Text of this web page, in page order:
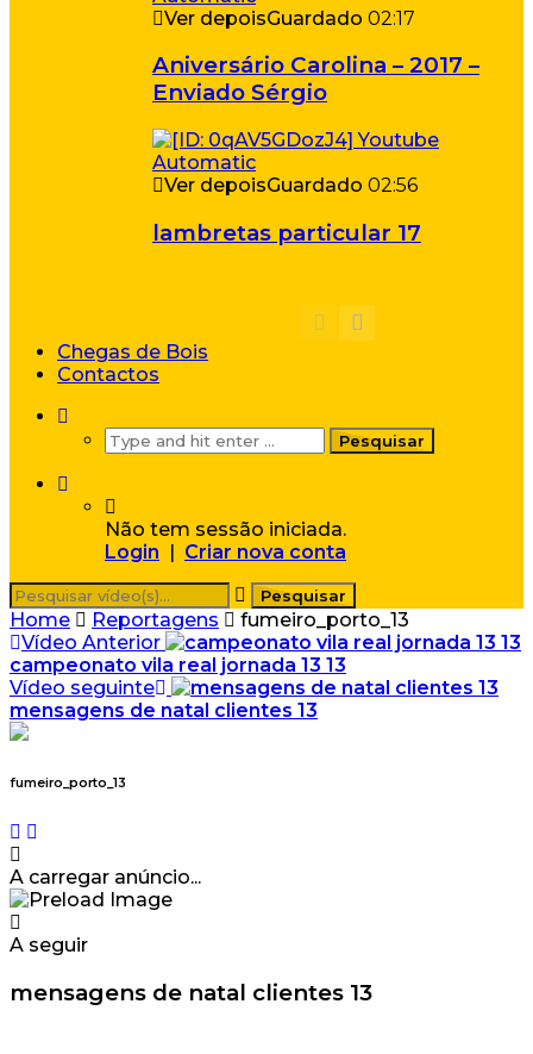
Ver depoisGuardado 02:17
Aniversário Carolina – 2017 –
Enviado Sérgio
Ver depoisGuardado 02:56
lambretas particular 17
Chegas de Bois
Contactos
Não tem sessão iniciada.
Login
Criar nova conta
Home Reportagens
fumeiro_porto_13
Vídeo Anterior
campeonato vila real jornada 13 13
Vídeo seguinte
mensagens de natal clientes 13
fumeiro_porto_13
A carregar anúncio...
A seguir
mensagens de natal clientes 13